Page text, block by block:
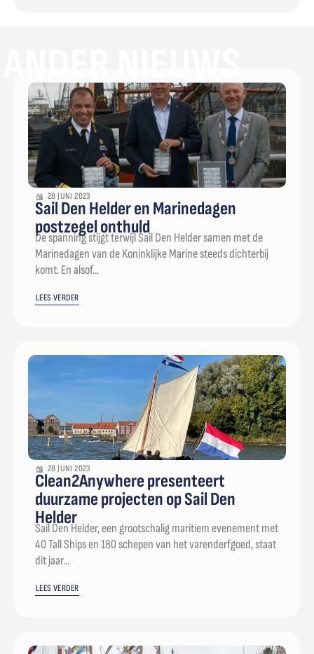
28 JUNI 2023
Sail Den Helder en Marinedagen
postzegel onthuld
De spanning stijgt terwijl Sail Den Helder samen met de
Marinedagen van de Koninklijke Marine steeds dichterbij
komt. En alsof...
LEES VERDER
28 JUNI 2023
Clean2Anywhere presenteert
duurzame projecten op Sail Den
Helder
Sail Den Helder, een grootschalig maritiem evenement met
40 Tall Ships en 180 schepen van het varenderfgoed, staat
dit jaar...
LEES VERDER